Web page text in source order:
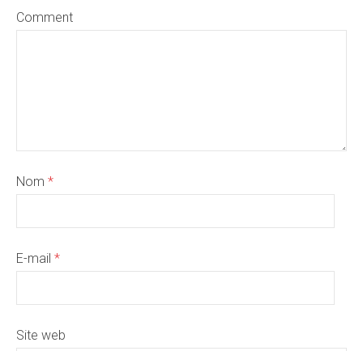
Comment
Nom *
E-mail *
Site web